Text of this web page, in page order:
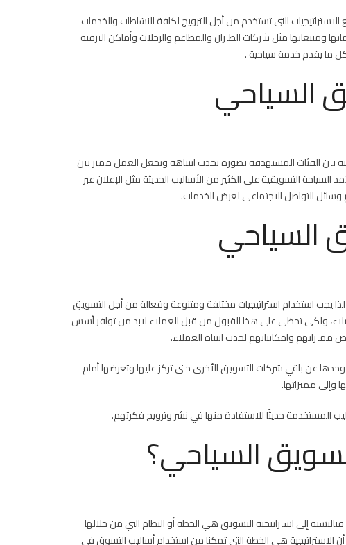
التي تستخدم من أجل الترويج لكافة النشاطات والخدمات
ومبيعاتها مثل شركات الطيران والمطاعم والرحلات وأماكن الترفيه
كل ما يقدم خدمة سياحية .
السياحي
بين الفئات المستهدفة بصورة تجذب انتباهه وتجعل العمل مميز بين
التسويقية على الكثير من الأساليب الحديثة مثل الإعلان عبر
وسائل التواصل الاجتماعي لعرض الخدمات.
السياحي
يجب استخدام استراتيجيات مختلفة ومتنوعة وفعالة من أجل التسويق
ولكي تحظى على هذا القبول من قبل العملاء لابد من توافر أسس
وامكانياتهم لجذب انتباه العملاء.
عن باقي شركات التسويق الأخرى حتى تركز عليها وتعرضها أمام
وإلى مميزاتها.
المستخدمة حديثًا للاستفادة منها في نشر وترويج فكرتهم.
السياحي؟
إلى استراتيجية التسويق هي الخطة أو النظام التي من خلالها
أن الاستراتيجية هي الخطة التي تمكنا من استخدام أساليب التسوق في